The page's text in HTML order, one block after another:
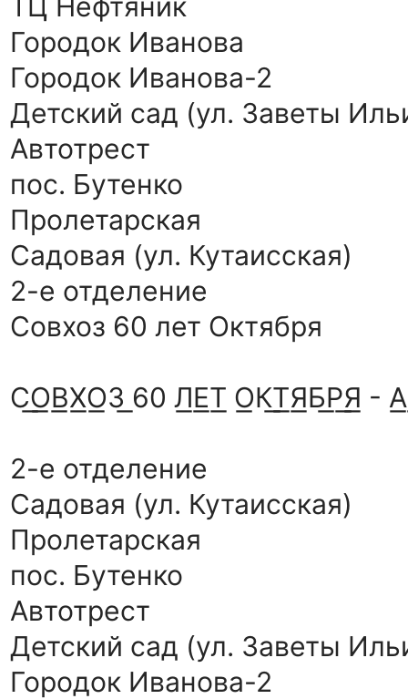
Городок Иванова
Городок Иванова-2
Детский сад (ул. Заветы
Автотрест
пос. Бутенко
Пролетарская
Садовая (ул. Кутаисская)
2-е отделение
Совхоз 60 лет Октября
С͟О͟В͟Х͟О͟З͟ 60 Л͟Е͟Т͟ О͟К͟Т͟Я͟Б͟Р͟Я͟ -
2-е отделение
Садовая (ул. Кутаисская)
Пролетарская
пос. Бутенко
Автотрест
Детский сад (ул. Заветы
Городок Иванова-2